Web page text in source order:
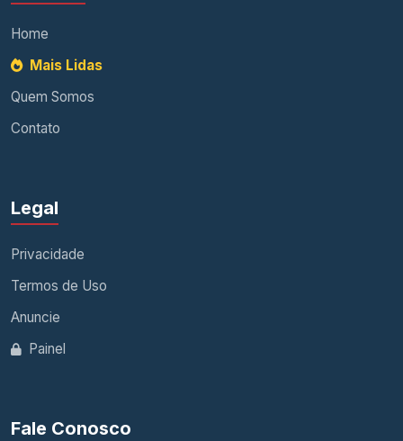
Home
Mais Lidas
Quem Somos
Contato
Legal
Privacidade
Termos de Uso
Anuncie
Painel
Fale Conosco